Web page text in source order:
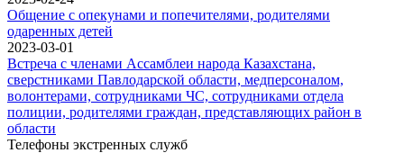
Общение с опекунами и попечителями, родителями
одаренных детей
2023-03-01
Встреча с членами Ассамблеи народа Казахстана,
сверстниками Павлодарской области, медперсоналом,
волонтерами, сотрудниками ЧС, сотрудниками отдела
полиции, родителями граждан, представляющих район в
области
Телефоны экстренных служб